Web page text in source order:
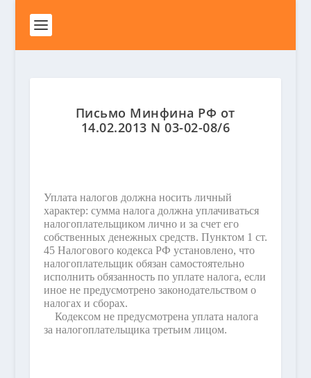
Письмо Минфина РФ от
14.02.2013 N 03-02-08/6
Уплата налогов должна носить личный
характер: сумма налога должна уплачиваться
налогоплательщиком лично и за счет его
собственных денежных средств. Пунктом 1 ст.
45 Налогового кодекса РФ установлено, что
налогоплательщик обязан самостоятельно
исполнить обязанность по уплате налога, если
иное не предусмотрено законодательством о
налогах и сборах.
Кодексом не предусмотрена уплата налога
за налогоплательщика третьим лицом.